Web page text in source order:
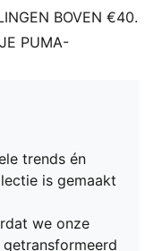
BOVEN €40.
PUMA-
trends én
is gemaakt
we onze
getransformeerd